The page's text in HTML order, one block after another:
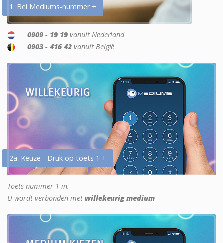
1. Bel Mediums-nummer +
0909 - 19 19 vanuit Nederland
0903 - 416 42 vanuit België
2a. Keuze - Druk op toets 1 +
Toets nummer 1 in.
U wordt verbonden met willekeurig medium